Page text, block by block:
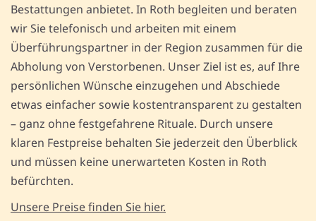
Bestattungen anbietet. In Roth begleiten und beraten
wir Sie telefonisch und arbeiten mit einem
Überführungspartner in der Region zusammen für die
Abholung von Verstorbenen. Unser Ziel ist es, auf Ihre
persönlichen Wünsche einzugehen und Abschiede
etwas einfacher sowie kostentransparent zu gestalten
– ganz ohne festgefahrene Rituale. Durch unsere
klaren Festpreise behalten Sie jederzeit den Überblick
und müssen keine unerwarteten Kosten in Roth
befürchten.
Unsere Preise finden Sie hier.